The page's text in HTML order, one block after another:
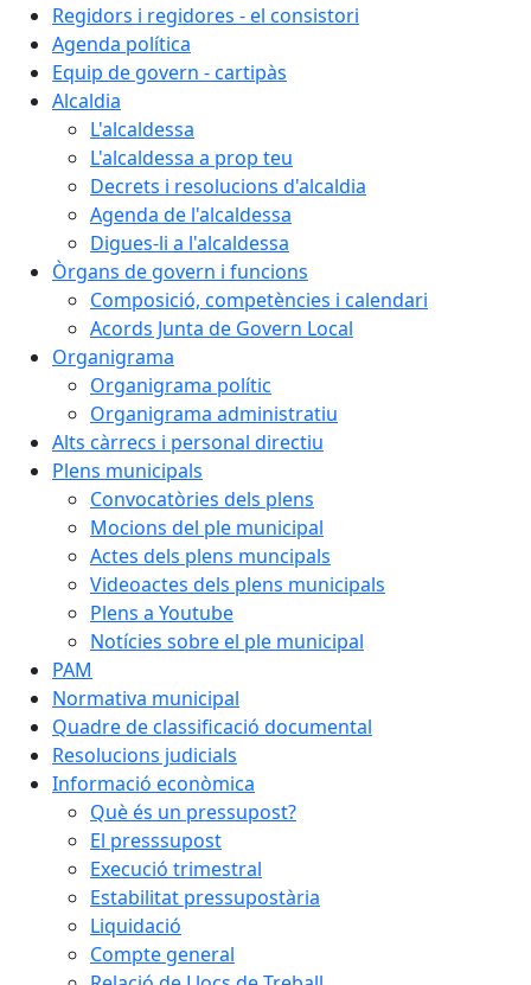
Regidors i regidores - el consistori
Agenda política
Equip de govern - cartipàs
Alcaldia
L'alcaldessa
L'alcaldessa a prop teu
Decrets i resolucions d'alcaldia
Agenda de l'alcaldessa
Digues-li a l'alcaldessa
Òrgans de govern i funcions
Composició, competències i calendari
Acords Junta de Govern Local
Organigrama
Organigrama polític
Organigrama administratiu
Alts càrrecs i personal directiu
Plens municipals
Convocatòries dels plens
Mocions del ple municipal
Actes dels plens muncipals
Videoactes dels plens municipals
Plens a Youtube
Notícies sobre el ple municipal
PAM
Normativa municipal
Quadre de classificació documental
Resolucions judicials
Informació econòmica
Què és un pressupost?
El presssupost
Execució trimestral
Estabilitat pressupostària
Liquidació
Compte general